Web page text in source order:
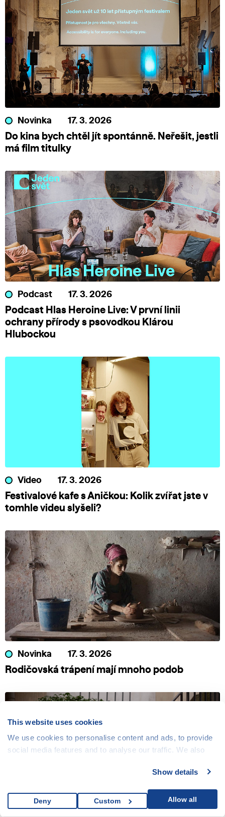
This website uses cookies
We use cookies to personalise content and ads, to provide
social media features and to analyse our traffic. We also
media, advertising and analytics partners who may
them or that they’ve collected from your use of their
services.
Show details
Allow all
Custom
Deny
Novinka 17. 3. 2026
Do kina bych chtěl jít spontánně. Neřešit, jestli
má film titulky
Podcast 17. 3. 2026
Podcast Hlas Heroine Live: V první linii
ochrany přírody s psovodkou Klárou
Hlubockou
Video 17. 3. 2026
Festivalové kafe s Aničkou: Kolik zvířat jste v
tomhle videu slyšeli?
Novinka 17. 3. 2026
Rodičovská trápení mají mnoho podob